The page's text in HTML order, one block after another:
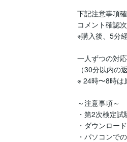
下記注意事項
コメント確認
※購入後、5分
一人ずつの対
（30分以内の
※ 24時〜8時は
～注意事項～
・第2次検定
・ダウンロー
・パソコンで